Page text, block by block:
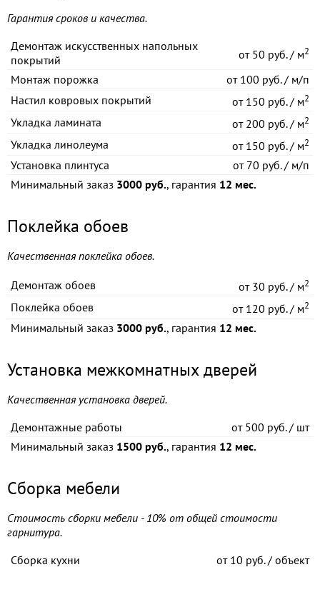
Гарантия сроков и качества.
Демонтаж искусственных напольных
покрытий
от50 руб. / м2
Монтаж порожка от100 руб. / м/п
Настил ковровых покрытий
от150 руб. / м2
Укладка ламината от200 руб. / м2
Укладка линолеума от150 руб. / м2
Установка плинтуса от70 руб. / м/п
Минимальный заказ 3000 руб., гарантия 12 мес.
Поклейка обоев
Качественная поклейка обоев.
Демонтаж обоев от30 руб. / м2
Поклейка обоев от120 руб. / м2
Минимальный заказ 3000 руб., гарантия 12 мес.
Установка межкомнатных дверей
Качественная установка дверей.
Демонтажные работы
от500 руб. / шт
Минимальный заказ 1500 руб., гарантия 12 мес.
Сборка мебели
Стоимость сборки мебели - 10% от общей стоимости
гарнитура.
Сборка кухни
от10 руб. / объект